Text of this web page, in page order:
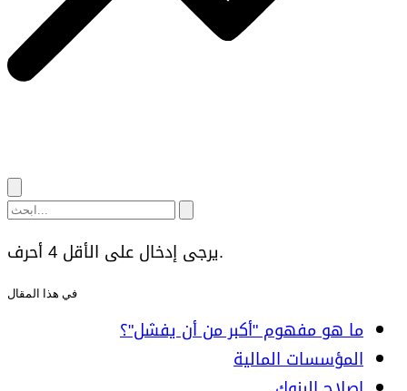
يرجى إدخال على الأقل 4 أحرف.
في هذا المقال
ما هو مفهوم "أكبر من أن يفشل"؟
المؤسسات المالية